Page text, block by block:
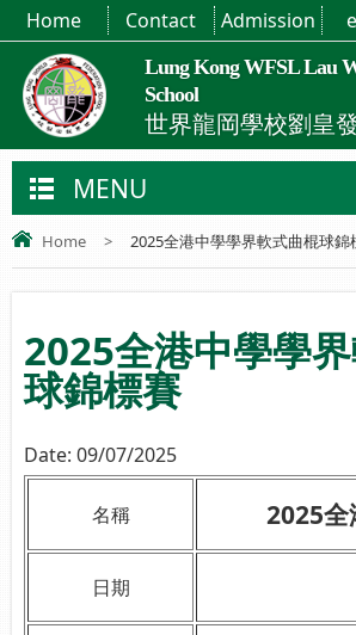
Lung Kong WFSL Lau
School
世界龍岡學校劉皇
Home Contact Admission
MENU
Home > 2025全港中學學界軟式曲棍球錦
2025全港中學學
球錦標賽
Date: 09/07/2025
名稱 2025全
日期